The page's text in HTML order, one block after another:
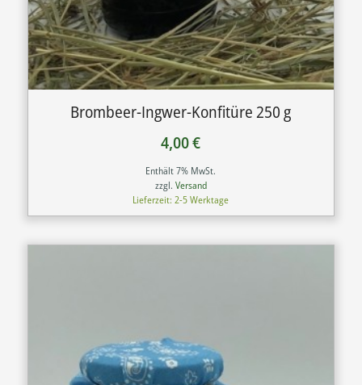
Brombeer-Ingwer-Konfitüre 250 g
4,00€
Enthält 7% MwSt.
zzgl. Versand
Lieferzeit: 2-5 Werktage